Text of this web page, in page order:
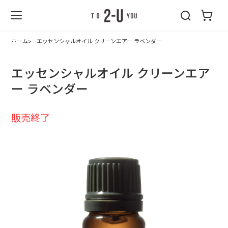
ホーム エッセンシャルオイル クリーンエアー ラベンダー
エッセンシャルオイル クリーンエア
ー ラベンダー
販売終了